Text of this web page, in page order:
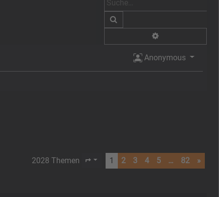
Anonymous
2028 Themen Seite von82
1 2 3 4 5 … 82 »